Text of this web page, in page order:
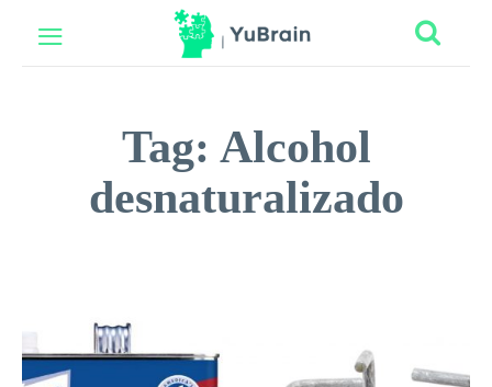
Tag: Alcohol
desnaturalizado